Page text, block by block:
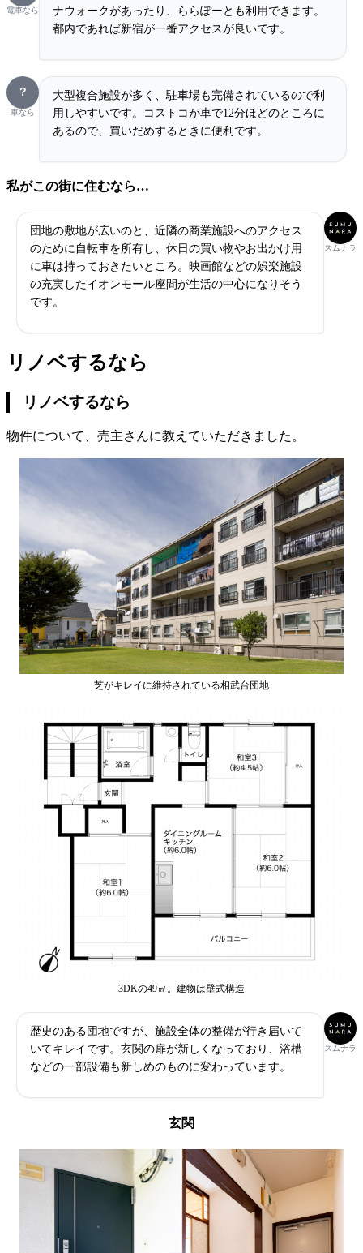
電車なら
ナウォークがあったり、ららぽーとも利用できます。
都内であれば新宿が一番アクセスが良いです。
？
車なら
大型複合施設が多く、駐車場も完備されているので利
用しやすいです。コストコが車で12分ほどのところに
あるので、買いだめするときに便利です。
私がこの街に住むなら…
スムナラ
団地の敷地が広いのと、近隣の商業施設へのアクセス
のために自転車を所有し、休日の買い物やお出かけ用
に車は持っておきたいところ。映画館などの娯楽施設
の充実したイオンモール座間が生活の中心になりそう
です。
リノベするなら
リノベするなら
物件について、売主さんに教えていただきました。
芝がキレイに維持されている相武台団地
3DKの49㎡。建物は壁式構造
スムナラ
歴史のある団地ですが、施設全体の整備が行き届いて
いてキレイです。玄関の扉が新しくなっており、浴槽
などの一部設備も新しめのものに変わっています。
玄関